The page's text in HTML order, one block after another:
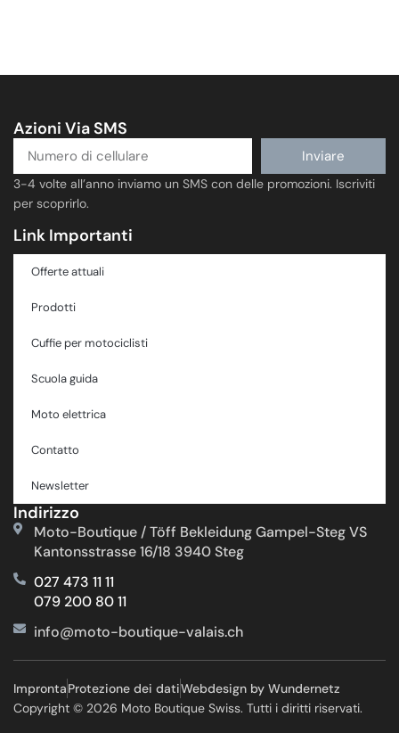
Azioni Via SMS
Inviare
3-4 volte all’anno inviamo un SMS con delle promozioni. Iscriviti
per scoprirlo.
Link Importanti
Offerte attuali
Prodotti
Cuffie per motociclisti
Scuola guida
Moto elettrica
Contatto
Newsletter
Indirizzo
Moto-Boutique / Töff Bekleidung Gampel-Steg VS
Kantonsstrasse 16/18 3940 Steg
027 473 11 11
079 200 80 11
info@moto-boutique-valais.ch
Copyright © 2026 Moto Boutique Swiss. Tutti i diritti riservati.
ImprontaProtezione dei datiWebdesign by Wundernetz